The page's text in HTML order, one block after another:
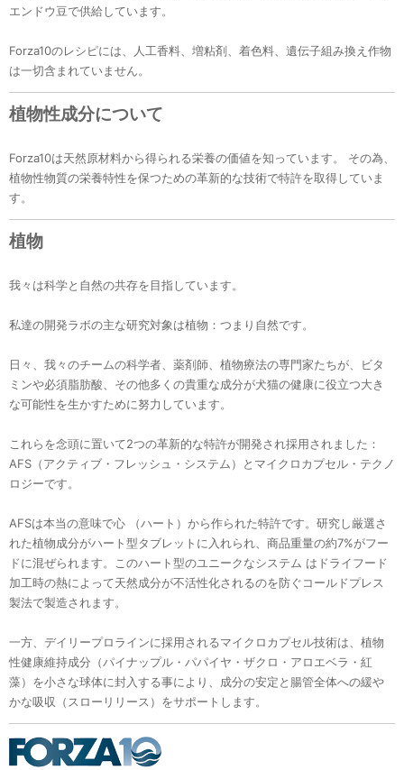
エンドウ豆で供給しています。
Forza10のレシピには、人工香料、増粘剤、着色料、遺伝子組み換え作物
は一切含まれていません。
植物性成分について
Forza10は天然原材料から得られる栄養の価値を知っています。 その為、
植物性物質の栄養特性を保つための革新的な技術で特許を取得していま
す。
植物
我々は科学と自然の共存を目指しています。
私達の開発ラボの主な研究対象は植物：つまり自然です。
日々、我々のチームの科学者、薬剤師、植物療法の専門家たちが、ビタ
ミンや必須脂肪酸、その他多くの貴重な成分が犬猫の健康に役立つ大き
な可能性を生かすために努力しています。
これらを念頭に置いて2つの革新的な特許が開発され採用されました：
AFS（アクティブ・フレッシュ・システム）とマイクロカプセル・テクノ
ロジーです。
AFSは本当の意味で心 （ハート）から作られた特許です。研究し厳選さ
れた植物成分がハート型タブレットに入れられ、商品重量の約7%がフー
ドに混ぜられます。このハート型のユニークなシステム はドライフード
加工時の熱によって天然成分が不活性化されるのを防ぐコールドプレス
製法で製造されます。
一方、デイリープロラインに採用されるマイクロカプセル技術は、植物
性健康維持成分（パイナップル・パパイヤ・ザクロ・アロエベラ・紅
藻）を小さな球体に封入する事により、成分の安定と腸管全体への緩や
かな吸収（スローリリース）をサポートします。